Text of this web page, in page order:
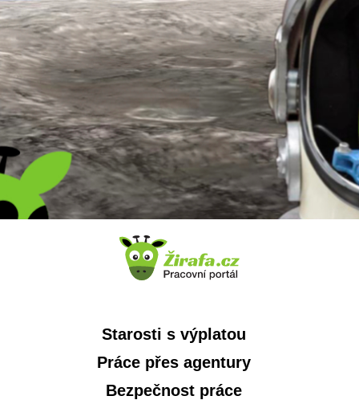
Starosti s výplatou
Práce přes agentury
Bezpečnost práce